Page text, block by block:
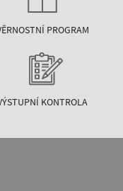
PROGRAM
KONTROLA